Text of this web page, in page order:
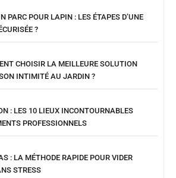
PARC POUR LAPIN : LES ÉTAPES D’UNE
?
CHOISIR LA MEILLEURE SOLUTION
INTIMITÉ AU JARDIN ?
: LES 10 LIEUX INCONTOURNABLES
PROFESSIONNELS
: LA MÉTHODE RAPIDE POUR VIDER
STRESS